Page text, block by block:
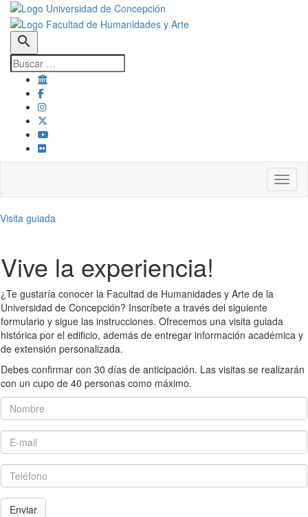
search
Visita guiada
Vive la experiencia!
¿Te gustaría conocer la Facultad de Humanidades y Arte de la
Universidad de Concepción? Inscríbete a través del siguiente
formulario y sigue las instrucciones. Ofrecemos una visita guiada
histórica por el edificio, además de entregar información académica y
de extensión personalizada.
Debes confirmar con 30 días de anticipación. Las visitas se realizarán
con un cupo de 40 personas como máximo.
Nombre
E-mail
Teléfono
Enviar